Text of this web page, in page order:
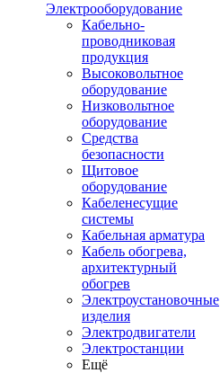
Электрооборудование
Кабельно-
проводниковая
продукция
Высоковольтное
оборудование
Низковольтное
оборудование
Средства
безопасности
Щитовое
оборудование
Кабеленесущие
системы
Кабельная арматура
Кабель обогрева,
архитектурный
обогрев
Электроустановочные
изделия
Электродвигатели
Электростанции
Ещё